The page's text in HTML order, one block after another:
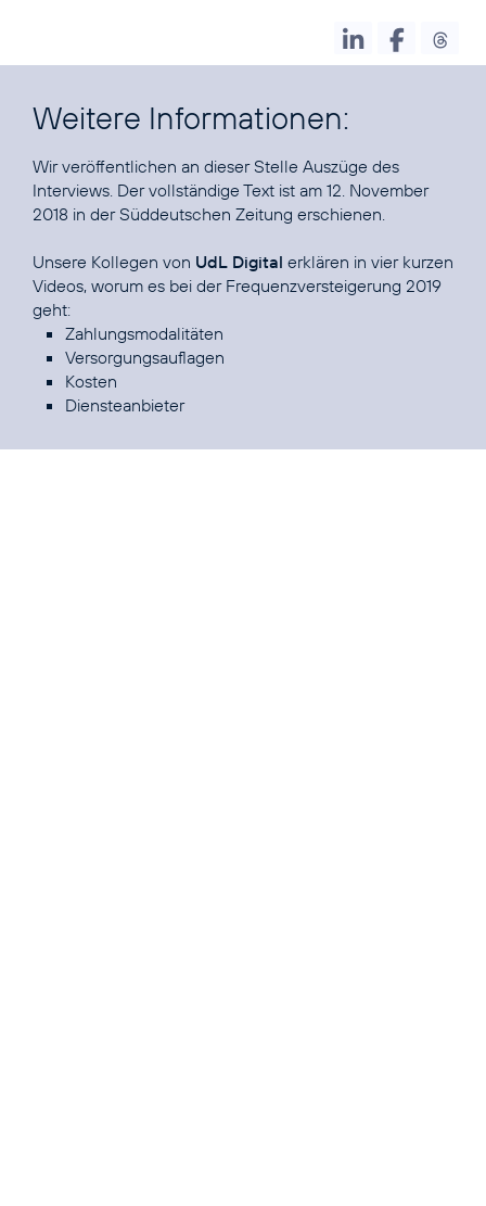
Weitere Informationen:
Wir veröffentlichen an dieser Stelle Auszüge des
Interviews. Der vollständige Text ist am 12. November
2018 in der Süddeutschen Zeitung erschienen.
Unsere Kollegen von UdL Digital erklären in vier kurzen
Videos, worum es bei der Frequenzversteigerung 2019
Zahlungsmodalitäten
Versorgungsauflagen
Kosten
Diensteanbieter